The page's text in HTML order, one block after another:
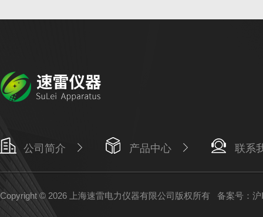
公司简介 产品中心 联系
Copyright © 2026 上海速雷电力仪器有限公司版权所有 备案号：